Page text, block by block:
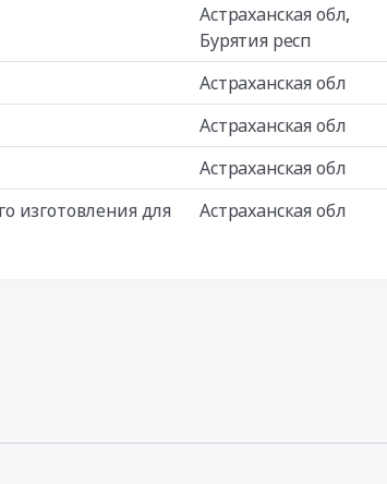
Астраханская обл,
Бурятия респ
Астраханская обл
Астраханская обл
Астраханская обл
изготовления для
Астраханская обл